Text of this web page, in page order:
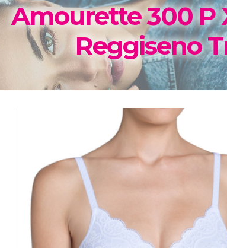
Amourette 300 P
Reggiseno